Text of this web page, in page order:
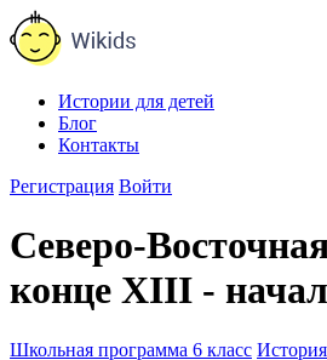
Истории для детей
Блог
Контакты
Регистрация Войти
Северо-
конце XIII -
Школьная программа 6 класс